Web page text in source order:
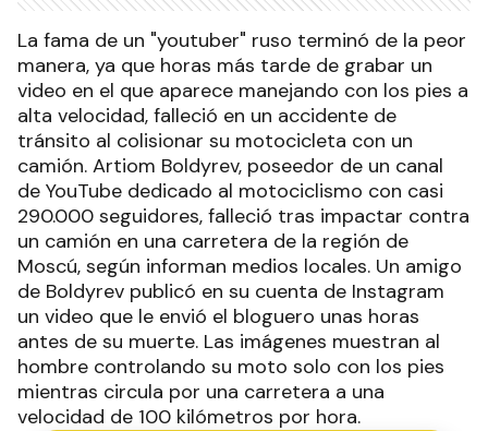
La fama de un "youtuber" ruso terminó de la peor
manera, ya que horas más tarde de grabar un
video en el que aparece manejando con los pies a
alta velocidad, falleció en un accidente de
tránsito al colisionar su motocicleta con un
camión. Artiom Boldyrev, poseedor de un canal
de YouTube dedicado al motociclismo con casi
290.000 seguidores, falleció tras impactar contra
un camión en una carretera de la región de
Moscú, según informan medios locales. Un amigo
de Boldyrev publicó en su cuenta de Instagram
un video que le envió el bloguero unas horas
antes de su muerte. Las imágenes muestran al
hombre controlando su moto solo con los pies
mientras circula por una carretera a una
velocidad de 100 kilómetros por hora.